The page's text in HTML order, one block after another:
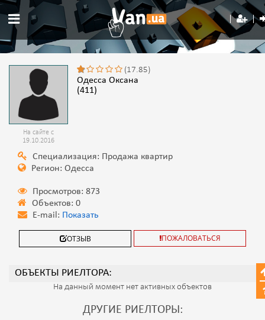
На сайте с
19.10.2016
(17.85)
Одесса Оксана
(411)
Специализация: Продажа квартир
Регион: Одесса
Просмотров: 873
Объектов: 0
E-mail: Показать
ОТЗЫВ ПОЖАЛОВАТЬСЯ
ОБЪЕКТЫ РИЕЛТОРА:
На данный момент нет активных объектов
ДРУГИЕ РИЕЛТОРЫ: